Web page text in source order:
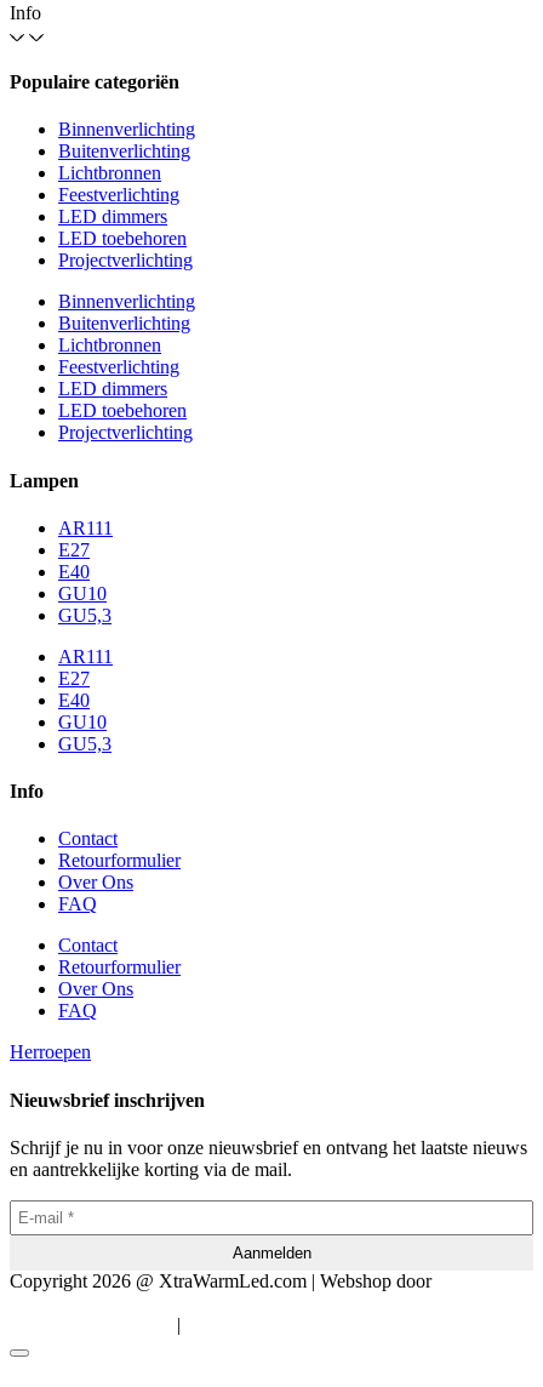
Info
Populaire categoriën
Binnenverlichting
Buitenverlichting
Lichtbronnen
Feestverlichting
LED dimmers
LED toebehoren
Projectverlichting
Binnenverlichting
Buitenverlichting
Lichtbronnen
Feestverlichting
LED dimmers
LED toebehoren
Projectverlichting
Lampen
AR111
E27
E40
GU10
GU5,3
AR111
E27
E40
GU10
GU5,3
Info
Contact
Retourformulier
Over Ons
FAQ
Contact
Retourformulier
Over Ons
FAQ
Herroepen
Nieuwsbrief inschrijven
Schrijf je nu in voor onze nieuwsbrief en ontvang het laatste nieuws
en aantrekkelijke korting via de mail.
Copyright 2026 @ XtraWarmLed.com | Webshop door
|